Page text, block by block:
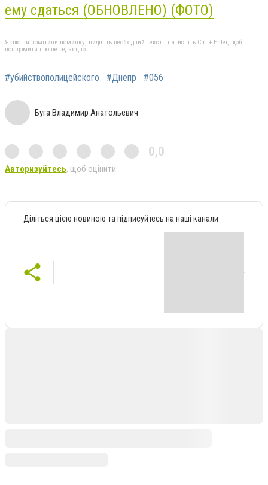
ему сдаться (ОБНОВЛЕНО) (ФОТО)
Якщо ви помітили помилку, виділіть необхідний текст і натисніть Ctrl + Enter, щоб
повідомити про це редакцію
#убийствополицейского #Днепр #056
Буга Владимир Анатольевич
0,0
Авторизуйтесь, щоб оцінити
Діліться цією новиною та підписуйтесь на наші канали